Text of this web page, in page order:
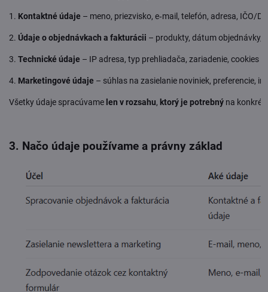
1. Kontaktné údaje – meno, priezvisko, e‑mail, telefón, adresa, IČO/
2. Údaje o objednávkach a fakturácii – produkty, dátum objednávky,
3. Technické údaje – IP adresa, typ prehliadača, zariadenie, cookies
4. Marketingové údaje – súhlas na zasielanie noviniek, preferencie,
Všetky údaje spracúvame len v rozsahu, ktorý je potrebný na
3. Načo údaje používame a právny základ